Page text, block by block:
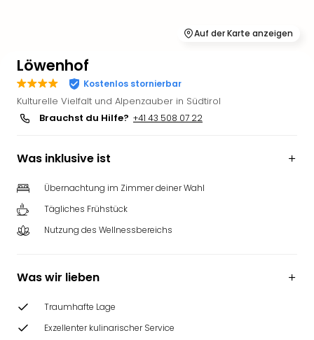
Auf der Karte anzeigen
Löwenhof
Kostenlos stornierbar
Kulturelle Vielfalt und Alpenzauber in Südtirol
Brauchst du Hilfe? +41 43 508 07 22
Was inklusive ist
Übernachtung im Zimmer deiner Wahl
Tägliches Frühstück
Nutzung des Wellnessbereichs
Was wir lieben
Traumhafte Lage
Exzellenter kulinarischer Service